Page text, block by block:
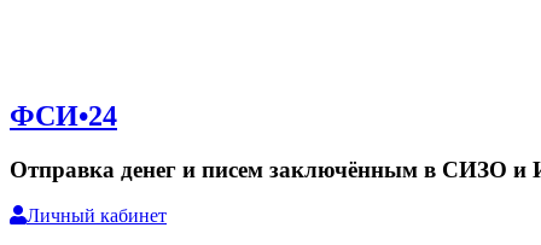
ФСИ•24
Отправка денег и писем заключённым в СИЗО и
Личный кабинет